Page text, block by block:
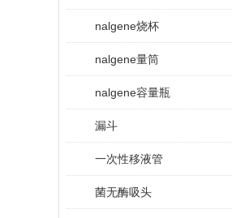
nalgene烧杯
nalgene量筒
nalgene容量瓶
漏斗
一次性移液管
菌无酶吸头